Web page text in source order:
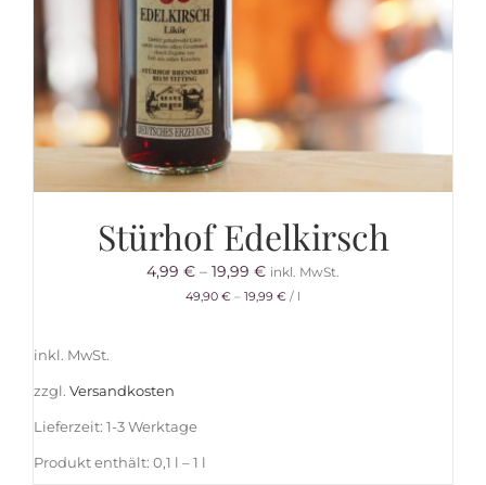
Stürhof Edelkirsch
4,99 € – 19,99 € inkl. MwSt.
49,90 € – 19,99 € / l
inkl. MwSt.
zzgl. Versandkosten
Lieferzeit: 1-3 Werktage
Produkt enthält: 0,1 l – 1 l